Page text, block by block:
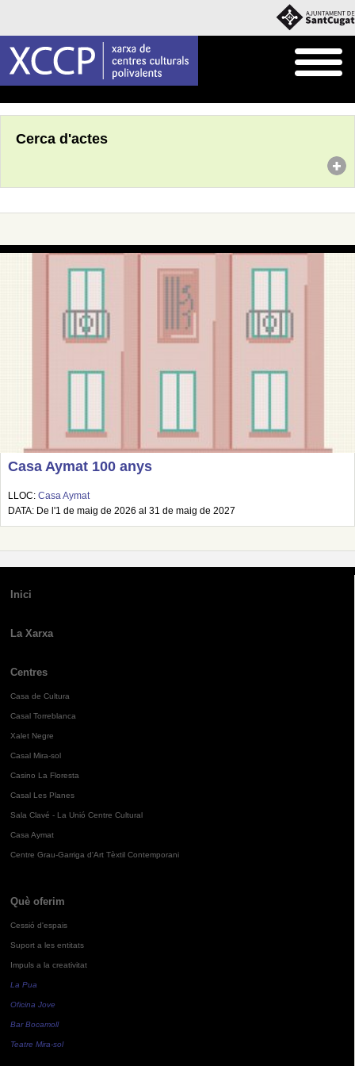
Cerca d'actes
Casa Aymat 100 anys
LLOC: Casa Aymat
DATA: De l'1 de maig de 2026 al 31 de maig de 2027
Inici
La Xarxa
Centres
Casa de Cultura
Casal Torreblanca
Xalet Negre
Casal Mira-sol
Casino La Floresta
Casal Les Planes
Sala Clavé - La Unió Centre Cultural
Casa Aymat
Centre Grau-Garriga d'Art Tèxtil Contemporani
Què oferim
Cessió d'espais
Suport a les entitats
Impuls a la creativitat
La Pua
Oficina Jove
Bar Bocamoll
Teatre Mira-sol